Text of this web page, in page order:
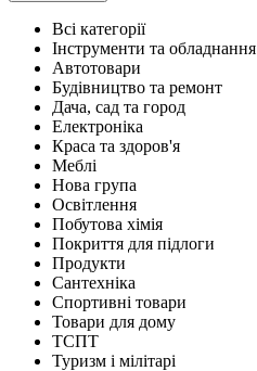
Всі категорії
Інструменти та обладнання
Автотовари
Будівництво та ремонт
Дача, сад та город
Електроніка
Краса та здоров'я
Меблі
Нова група
Освітлення
Побутова хімія
Покриття для підлоги
Продукти
Сантехніка
Спортивні товари
Товари для дому
ТСПТ
Туризм і мілітарі